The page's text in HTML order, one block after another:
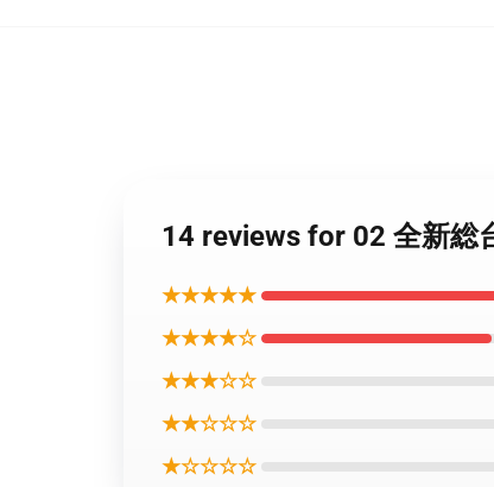
14 reviews for 02 全新総
★★★★★
★★★★☆
★★★☆☆
★★☆☆☆
★☆☆☆☆